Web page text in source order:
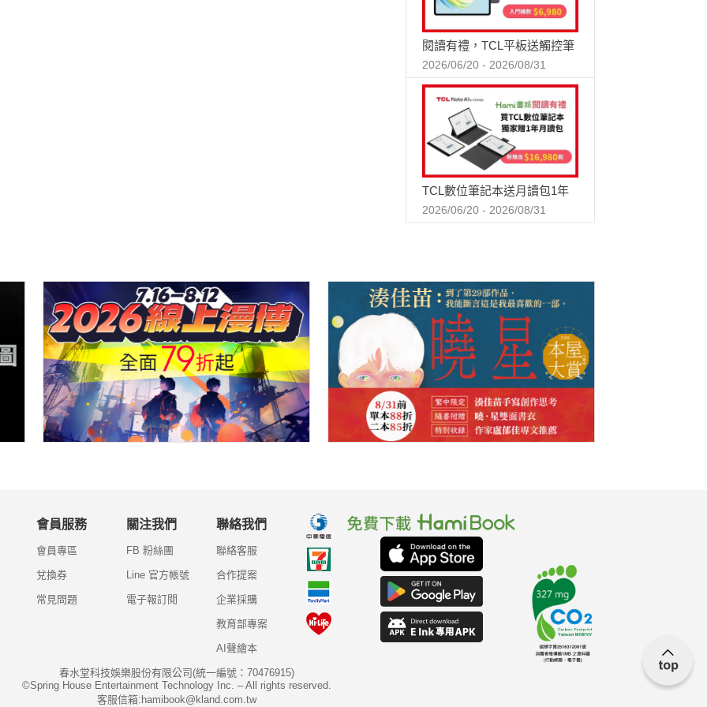
閱讀有禮，TCL平板送觸控筆
2026/06/20 - 2026/08/31
TCL數位筆記本送月讀包1年
2026/06/20 - 2026/08/31
會員服務
會員專區
兌換券
常見問題
關注我們
FB 粉絲團
Line 官方帳號
電子報訂閱
聯絡我們
聯絡客服
合作提案
企業採購
教育部專案
AI聲繪本
春水堂科技娛樂股份有限公司(統一編號：70476915)
©Spring House Entertainment Technology Inc. – All rights reserved.
客服信箱:hamibook@kland.com.tw